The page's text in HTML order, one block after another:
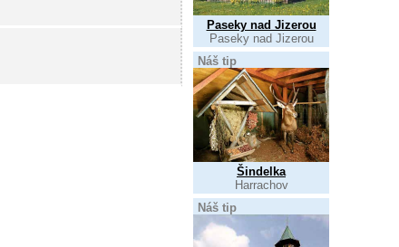
Paseky nad Jizerou
Paseky nad Jizerou
Náš tip
Šindelka
Harrachov
Náš tip